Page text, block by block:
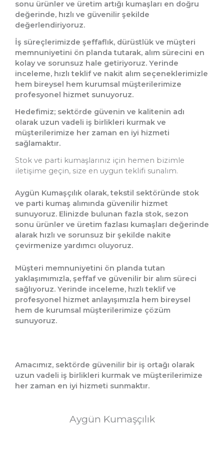
sonu ürünler ve üretim artığı kumaşları en doğru
değerinde, hızlı ve güvenilir şekilde
değerlendiriyoruz.
İş süreçlerimizde şeffaflık, dürüstlük ve müşteri
memnuniyetini ön planda tutarak, alım sürecini en
kolay ve sorunsuz hale getiriyoruz. Yerinde
inceleme, hızlı teklif ve nakit alım seçeneklerimizle
hem bireysel hem kurumsal müşterilerimize
profesyonel hizmet sunuyoruz.
Hedefimiz; sektörde güvenin ve kalitenin adı
olarak uzun vadeli iş birlikleri kurmak ve
müşterilerimize her zaman en iyi hizmeti
sağlamaktır.
Stok ve parti kumaşlarınız için hemen bizimle
iletişime geçin, size en uygun teklifi sunalım.
Aygün Kumaşçılık olarak, tekstil sektöründe stok
ve parti kumaş alımında güvenilir hizmet
sunuyoruz. Elinizde bulunan fazla stok, sezon
sonu ürünler ve üretim fazlası kumaşları değerinde
alarak hızlı ve sorunsuz bir şekilde nakite
çevirmenize yardımcı oluyoruz.
Müşteri memnuniyetini ön planda tutan
yaklaşımımızla, şeffaf ve güvenilir bir alım süreci
sağlıyoruz. Yerinde inceleme, hızlı teklif ve
profesyonel hizmet anlayışımızla hem bireysel
hem de kurumsal müşterilerimize çözüm
sunuyoruz.
Amacımız, sektörde güvenilir bir iş ortağı olarak
uzun vadeli iş birlikleri kurmak ve müşterilerimize
her zaman en iyi hizmeti sunmaktır.
Aygün Kumaşçılık